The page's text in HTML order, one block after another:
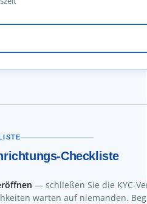
Checkliste
— schließen Sie die KYC-
warten auf niemanden.